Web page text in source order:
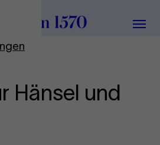
Menü
Hänsel und